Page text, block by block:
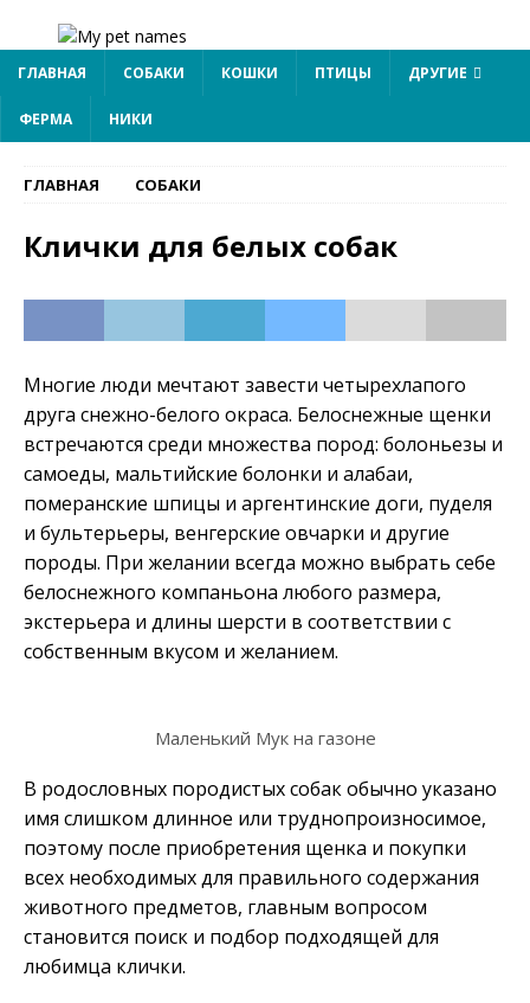
ГЛАВНАЯ СОБАКИ КОШКИ ПТИЦЫ ДРУГИЕ
ФЕРМА НИКИ
ГЛАВНАЯ СОБАКИ
Клички для белых собак
Многие люди мечтают завести четырехлапого
друга снежно-белого окраса. Белоснежные щенки
встречаются среди множества пород: болоньезы и
самоеды, мальтийские болонки и алабаи,
померанские шпицы и аргентинские доги, пуделя
и бультерьеры, венгерские овчарки и другие
породы. При желании всегда можно выбрать себе
белоснежного компаньона любого размера,
экстерьера и длины шерсти в соответствии с
собственным вкусом и желанием.
Маленький Мук на газоне
В родословных породистых собак обычно указано
имя слишком длинное или труднопроизносимое,
поэтому после приобретения щенка и покупки
всех необходимых для правильного содержания
животного предметов, главным вопросом
становится поиск и подбор подходящей для
любимца клички.